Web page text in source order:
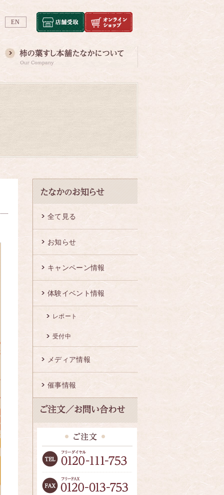
EN
全て見る
お知らせ
キャンペーン情報
体験イベント情報
レポート
受付中
メディア情報
催事情報